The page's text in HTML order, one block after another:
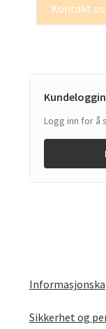
Kontakt
Kundeloggin
Logg inn for å
Sikkerhet og